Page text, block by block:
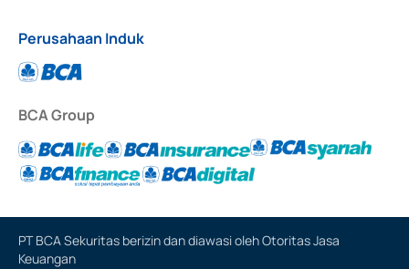
Perusahaan Induk
BCA Group
PT BCA Sekuritas berizin dan diawasi oleh Otoritas Jasa
Keuangan